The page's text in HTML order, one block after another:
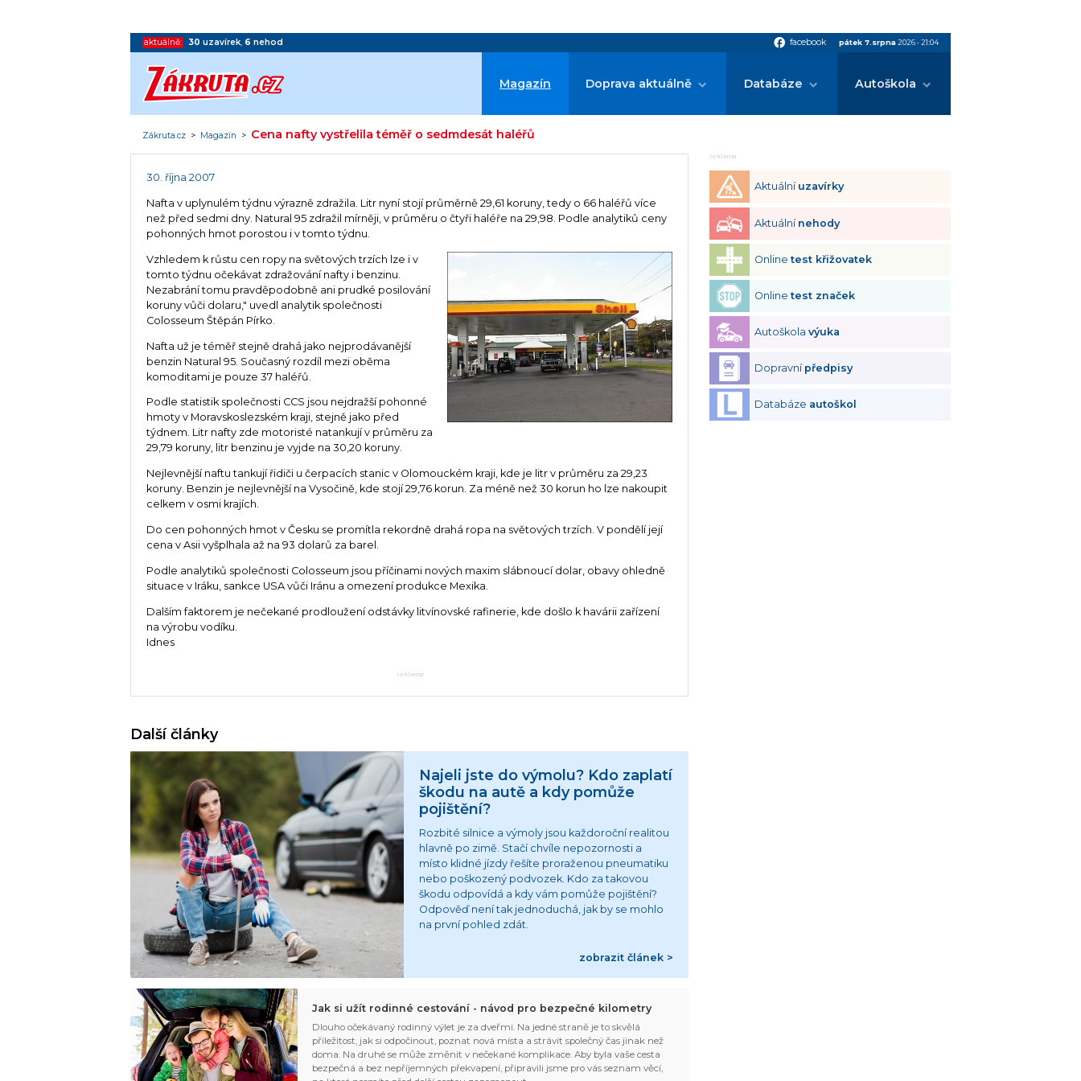
aktuálně: 30 uzavírek, 6 nehod facebook facebook pátek 7.srpna 2026• 21:04
Magazín Doprava aktuálně Databáze Autoškola
Zákruta.cz > Magazín > Cena nafty vystřelila téměř o sedmdesát haléřů
30. října 2007
Nafta v uplynulém týdnu výrazně zdražila. Litr nyní stojí průměrně 29,61 koruny, tedy o 66 haléřů více
než před sedmi dny. Natural 95 zdražil mírněji, v průměru o čtyři haléře na 29,98. Podle analytiků ceny
pohonných hmot porostou i v tomto týdnu.
Vzhledem k růstu cen ropy na světových trzích lze i v
tomto týdnu očekávat zdražování nafty i benzinu.
Nezabrání tomu pravděpodobně ani prudké posilování
koruny vůči dolaru," uvedl analytik společnosti
Colosseum Štěpán Pírko.
Nafta už je téměř stejně drahá jako nejprodávanější
benzin Natural 95. Současný rozdíl mezi oběma
komoditami je pouze 37 haléřů.
Podle statistik společnosti CCS jsou nejdražší pohonné
hmoty v Moravskoslezském kraji, stejně jako před
týdnem. Litr nafty zde motoristé natankují v průměru za
29,79 koruny, litr benzinu je vyjde na 30,20 koruny.
Nejlevnější naftu tankují řidiči u čerpacích stanic v Olomouckém kraji, kde je litr v průměru za 29,23
koruny. Benzin je nejlevnější na Vysočině, kde stojí 29,76 korun. Za méně než 30 korun ho lze nakoupit
celkem v osmi krajích.
Do cen pohonných hmot v Česku se promítla rekordně drahá ropa na světových trzích. V pondělí její
cena v Asii vyšplhala až na 93 dolarů za barel.
Podle analytiků společnosti Colosseum jsou příčinami nových maxim slábnoucí dolar, obavy ohledně
situace v Iráku, sankce USA vůči Iránu a omezení produkce Mexika.
Dalším faktorem je nečekané prodloužení odstávky litvínovské rafinerie, kde došlo k havárii zařízení
na výrobu vodíku.
Idnes
reklama
Další články
Najeli jste do výmolu? Kdo zaplatí
škodu na autě a kdy pomůže
pojištění?
Rozbité silnice a výmoly jsou každoroční realitou
hlavně po zimě. Stačí chvíle nepozornosti a
místo klidné jízdy řešíte proraženou pneumatiku
nebo poškozený podvozek. Kdo za takovou
škodu odpovídá a kdy vám pomůže pojištění?
Odpověď není tak jednoduchá, jak by se mohlo
na první pohled zdát.
zobrazit článek >
Jak si užít rodinné cestování - návod pro bezpečné kilometry
Dlouho očekávaný rodinný výlet je za dveřmi. Na jedné straně je to skvělá
příležitost, jak si odpočinout, poznat nová místa a strávit společný čas jinak než
doma. Na druhé se může změnit v nečekané komplikace. Aby byla vaše cesta
bezpečná a bez nepříjemných překvapení, připravili jsme pro vás seznam věcí,
reklama
Aktuální uzavírky
Aktuální nehody
Onlinetest křižovatek
Onlinetest značek
Autoškolavýuka
Dopravní předpisy
Databáze autoškol